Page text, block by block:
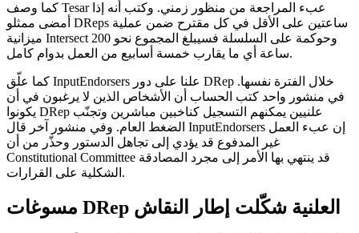
كما وصف Tesar عبء المراجعة من منظور زمني. وكتب أنه إذا
أمضى ممثلو DReps ساعتين على الأقل في كل مقترح ضمن عملية
ميزانية Intersect وحوكمة على السلسلة فسيبلغ المجموع نحو 200
ساعة أي ما يقارب خمسة أسابيع من العمل بدوام كامل.
كما علّق InputEndorsers علنا على دور DRep خلال الفترة نفسها.
في منشور واحد كتب الحساب أن الأشخاص الذين لا يرغبون في أن
يكونوا DRep علنيين يمكنهم التسجيل كناخبين مباشرين وتجنّب
الضغط العام. وفي منشور آخر قال InputEndorsers إن عبء العمل
غير المدفوع قد يؤدي إلى تجاهل الدستور وحذّر من أن
Constitutional Committee قد ينتهي بها الأمر إلى مجرد المصادقة
الشكلية على القرارات.
مسوغات DRep العلنية شكّلت إطار النقاش